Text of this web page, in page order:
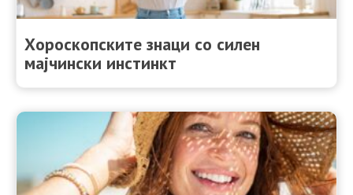
Хороскопските знаци со силен
мајчински инстинкт